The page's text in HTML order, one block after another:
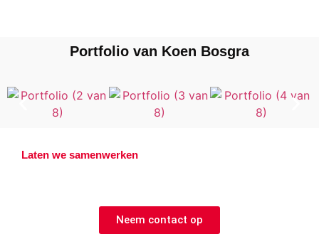
Portfolio van Koen Bosgra
Laten we samenwerken
Neem contact op